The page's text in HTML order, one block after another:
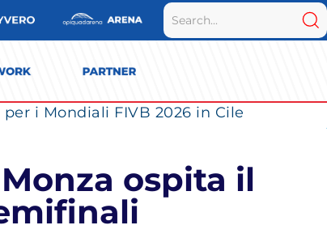
i Mondiali FIVB 2026 in Cile
ospita il